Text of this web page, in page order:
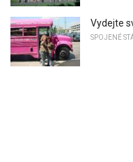
Vydejte
SPOJENÉ